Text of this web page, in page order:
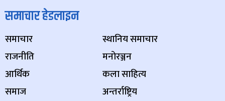
समाचार हेडलाइन
समाचार
राजनीति
आर्थिक
समाज
स्थानिय समाचार
मनोरञ्जन
कला साहित्य
अन्तर्राष्ट्रिय